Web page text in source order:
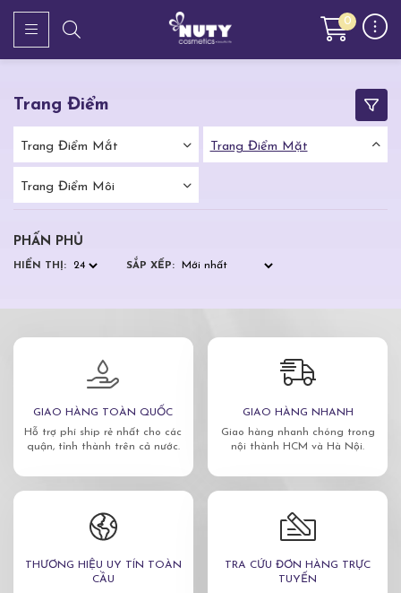
0
Trang Điểm
Trang Điểm Mắt Trang Điểm Mặt
Trang Điểm Môi
PHẤN PHỦ
HIỂN THỊ: SẮP XẾP:
GIAO HÀNG TOÀN QUỐC
Hỗ trợ phí ship rẻ nhất cho các
quận, tỉnh thành trên cả nước.
GIAO HÀNG NHANH
Giao hàng nhanh chóng trong
nội thành HCM và Hà Nội.
THƯƠNG HIỆU UY TÍN TOÀN
CẦU
TRA CỨU ĐƠN HÀNG TRỰC
TUYẾN